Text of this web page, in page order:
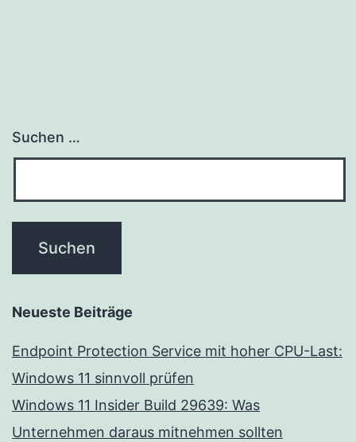
Suchen …
Neueste Beiträge
Endpoint Protection Service mit hoher CPU-Last:
Windows 11 sinnvoll prüfen
Windows 11 Insider Build 29639: Was
Unternehmen daraus mitnehmen sollten